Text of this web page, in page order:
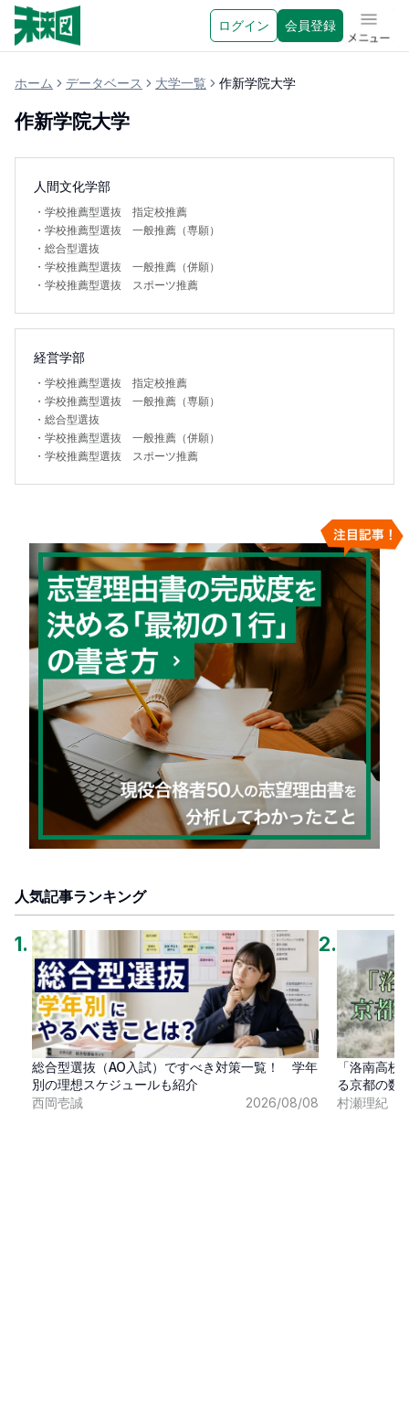
ログイン 会員登録 メニュ
ホーム データベース 大学一覧 作新学院大学
作新学院大学
人間文化学部
・ 学校推薦型選抜 指定校推薦
・ 学校推薦型選抜 一般推薦（専願）
・ 総合型選抜
・ 学校推薦型選抜 一般推薦（併願）
・ 学校推薦型選抜 スポーツ推薦
経営学部
・ 学校推薦型選抜 指定校推薦
・ 学校推薦型選抜 一般推薦（専願）
・ 総合型選抜
・ 学校推薦型選抜 一般推薦（併願）
・ 学校推薦型選抜 スポーツ推薦
人気記事ランキング
1 .
総合型選抜（AO入試）ですべき対策一覧！ 学年
別の理想スケジュールも紹介
西岡壱誠
2026/08/08
2.
「洛南高
る京都の数
村瀬理紀